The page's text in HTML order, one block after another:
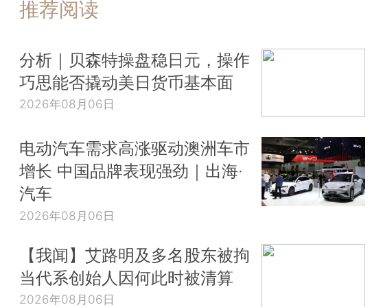
推荐阅读
分析｜贝森特操盘稳日元，操作
巧思能否撬动美日货币基本面
2026年08月06日
电动汽车需求高涨驱动澳洲车市
增长 中国品牌表现强劲｜出海·
汽车
2026年08月06日
【我闻】艾路明及多名股东被拘
当代系创始人因何此时被清算
2026年08月06日